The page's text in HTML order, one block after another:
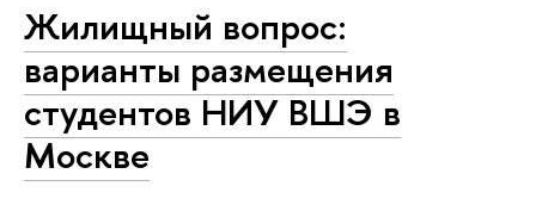
Жилищный вопрос:
варианты размещения
студентов НИУ ВШЭ в
Москве